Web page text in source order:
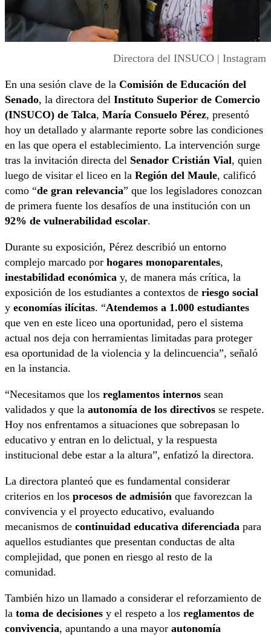
Directora del INSUCO | Instagram
En una sesión clave de la Comisión de Educación del
Senado, la directora del Instituto Superior de Comercio
(INSUCO) de Talca, María Consuelo Pérez, presentó
hoy un detallado y alarmante reporte sobre las condiciones
en las que opera el establecimiento. La intervención surge
tras la invitación directa del Senador Cristián Vial, quien
luego de visitar el liceo en la Región del Maule, calificó
como “de gran relevancia” que los legisladores conozcan
de primera fuente los desafíos de una institución con un
92% de vulnerabilidad escolar.
Durante su exposición, Pérez describió un entorno
complejo marcado por hogares monoparentales,
inestabilidad económica y, de manera más crítica, la
exposición de los estudiantes a contextos de riesgo social
y economías ilícitas. “Atendemos a 1.000 estudiantes
que ven en este liceo una oportunidad, pero el sistema
actual nos deja con herramientas limitadas para proteger
esa oportunidad de la violencia y la delincuencia”, señaló
en la instancia.
“Necesitamos que los reglamentos internos sean
validados y que la autonomía de los directivos se respete.
Hoy nos enfrentamos a situaciones que sobrepasan lo
educativo y entran en lo delictual, y la respuesta
institucional debe estar a la altura”, enfatizó la directora.
La directora planteó que es fundamental considerar
criterios en los procesos de admisión que favorezcan la
convivencia y el proyecto educativo, evaluando
mecanismos de continuidad educativa diferenciada para
aquellos estudiantes que presentan conductas de alta
complejidad, que ponen en riesgo al resto de la
comunidad.
También hizo un llamado a considerar el reforzamiento de
la toma de decisiones y el respeto a los reglamentos de
convivencia, apuntando a una mayor autonomía